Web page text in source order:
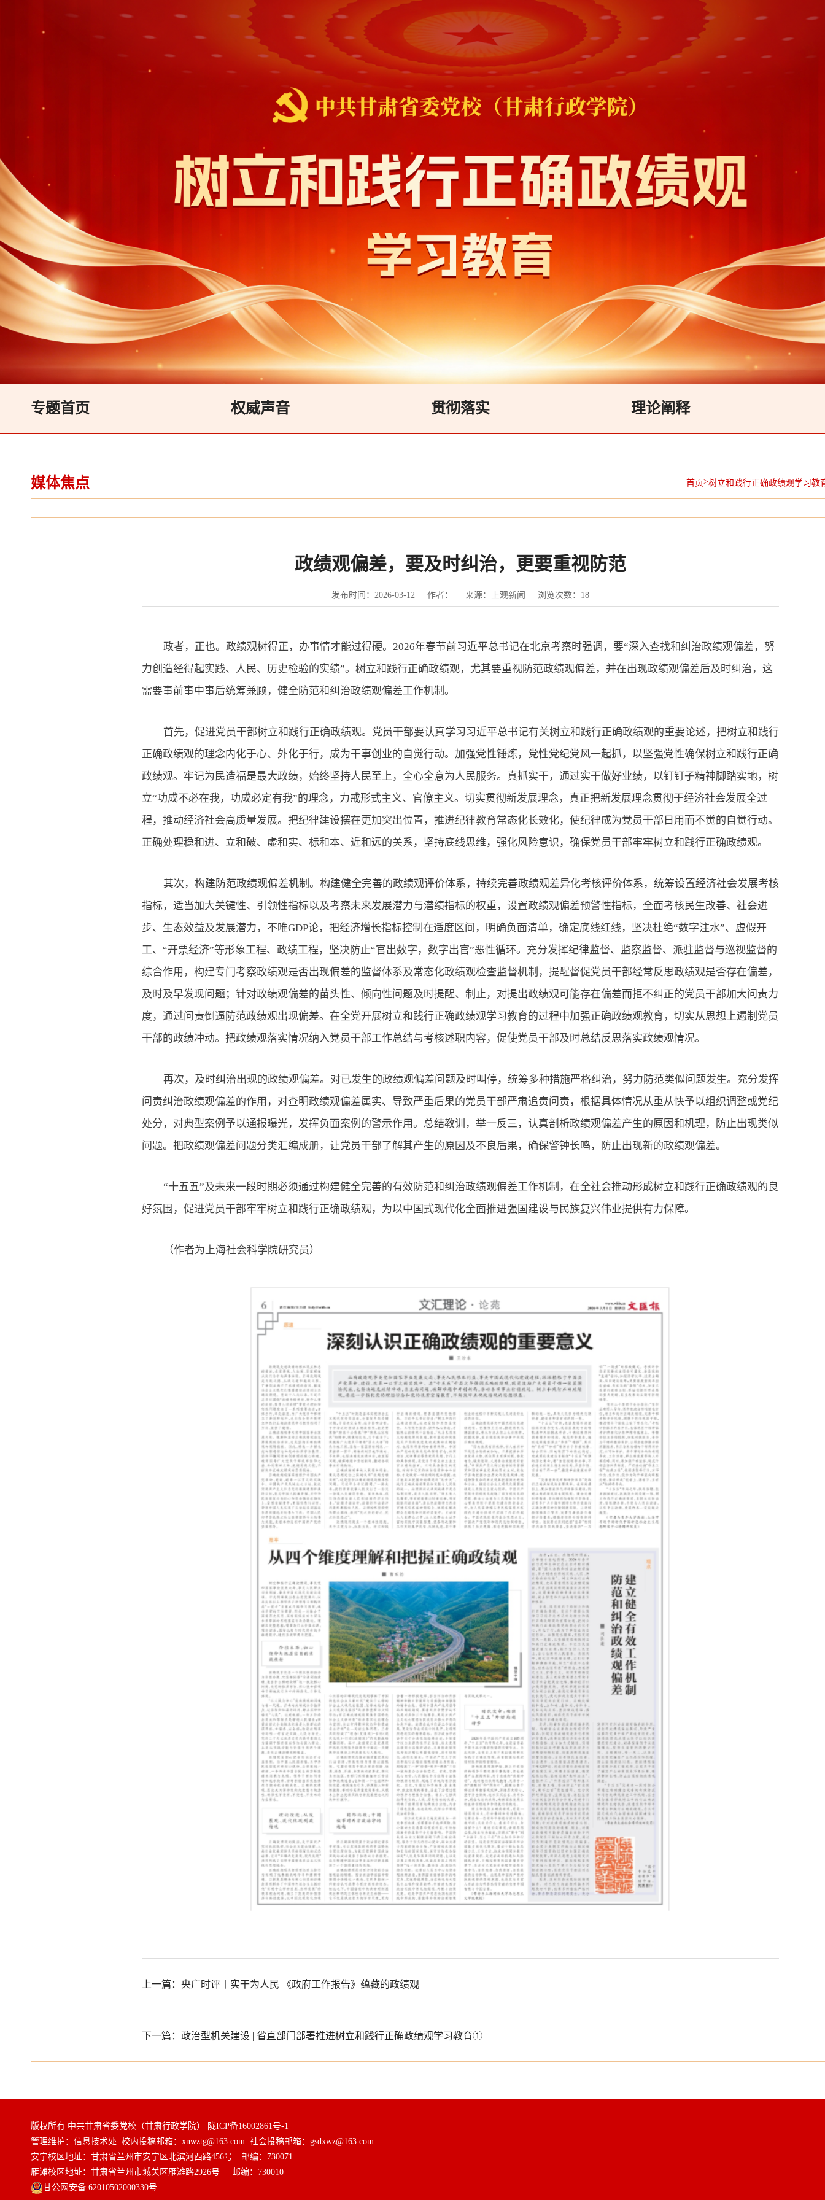
专题首页 权威声音 贯彻落实 理论阐释
媒体焦点 首页>树立和践行正确政绩观学习教
政绩观偏差，要及时纠治，更要重视防范
发布时间：2026-03-12 作者： 来源：上观新闻 浏览次数： 18
政者，正也。政绩观树得正，办事情才能过得硬。 2026年春节前习近平总书记在北京考察时强调，要“深入查找和纠治政绩观偏差，努
力创造经得起实践、人民、历史检验的实绩”。树立和践行正确政绩观，尤其要重视防范政绩观偏差，并在出现政绩观偏差后及时纠治，这
需要事前事中事后统筹兼顾，健全防范和纠治政绩观偏差工作机制。
首先，促进党员干部树立和践行正确政绩观。党员干部要认真学习习近平总书记有关树立和践行正确政绩观的重要论述，把树立和践行
正确政绩观的理念内化于心、外化于行，成为干事创业的自觉行动。加强党性锤炼，党性党纪党风一起抓，以坚强党性确保树立和践行正确
政绩观。牢记为民造福是最大政绩，始终坚持人民至上，全心全意为人民服务。真抓实干，通过实干做好业绩，以钉钉子精神脚踏实地，树
立“功成不必在我，功成必定有我”的理念，力戒形式主义、官僚主义。切实贯彻新发展理念，真正把新发展理念贯彻于经济社会发展全过
程，推动经济社会高质量发展。把纪律建设摆在更加突出位置，推进纪律教育常态化长效化，使纪律成为党员干部日用而不觉的自觉行动。
正确处理稳和进、立和破、虚和实、标和本、近和远的关系，坚持底线思维，强化风险意识，确保党员干部牢牢树立和践行正确政绩观。
其次，构建防范政绩观偏差机制。构建健全完善的政绩观评价体系，持续完善政绩观差异化考核评价体系，统筹设置经济社会发展考核
指标，适当加大关键性、引领性指标以及考察未来发展潜力与潜绩指标的权重，设置政绩观偏差预警性指标，全面考核民生改善、社会进
步、生态效益及发展潜力，不唯GDP论，把经济增长指标控制在适度区间，明确负面清单，确定底线红线，坚决杜绝“数字注水”、虚假开
工、“开票经济”等形象工程、政绩工程，坚决防止“官出数字，数字出官”恶性循环。充分发挥纪律监督、监察监督、派驻监督与巡视监督的
综合作用，构建专门考察政绩观是否出现偏差的监督体系及常态化政绩观检查监督机制，提醒督促党员干部经常反思政绩观是否存在偏差，
及时及早发现问题；针对政绩观偏差的苗头性、倾向性问题及时提醒、制止，对提出政绩观可能存在偏差而拒不纠正的党员干部加大问责力
度，通过问责倒逼防范政绩观出现偏差。在全党开展树立和践行正确政绩观学习教育的过程中加强正确政绩观教育，切实从思想上遏制党员
干部的政绩冲动。把政绩观落实情况纳入党员干部工作总结与考核述职内容，促使党员干部及时总结反思落实政绩观情况。
再次，及时纠治出现的政绩观偏差。对已发生的政绩观偏差问题及时叫停，统筹多种措施严格纠治，努力防范类似问题发生。充分发挥
问责纠治政绩观偏差的作用，对查明政绩观偏差属实、导致严重后果的党员干部严肃追责问责，根据具体情况从重从快予以组织调整或党纪
处分，对典型案例予以通报曝光，发挥负面案例的警示作用。总结教训，举一反三，认真剖析政绩观偏差产生的原因和机理，防止出现类似
问题。把政绩观偏差问题分类汇编成册，让党员干部了解其产生的原因及不良后果，确保警钟长鸣，防止出现新的政绩观偏差。
“十五五”及未来一段时期必须通过构建健全完善的有效防范和纠治政绩观偏差工作机制，在全社会推动形成树立和践行正确政绩观的良
好氛围，促进党员干部牢牢树立和践行正确政绩观，为以中国式现代化全面推进强国建设与民族复兴伟业提供有力保障。
（作者为上海社会科学院研究员）
上一篇：央广时评丨实干为人民 《政府工作报告》蕴藏的政绩观
下一篇：政治型机关建设 | 省直部门部署推进树立和践行正确政绩观学习教育①
版权所有 中共甘肃省委党校（甘肃行政学院）
陇ICP备16002861号-1
管理维护：信息技术处 校内投稿邮箱：xnwztg@163.com 社会投稿邮箱：gsdxwz@163.com
安宁校区地址：甘肃省兰州市安宁区北滨河西路456号 邮编：730071
雁滩校区地址：甘肃省兰州市城关区雁滩路2926号 邮编：730010
甘公网安备 62010502000330号